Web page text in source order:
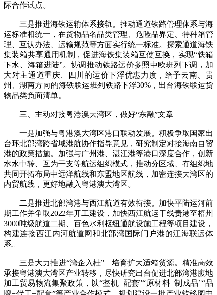
际合作试点。
三是推进海铁运输体系接轨。推动通道铁路管理体系与海
运标准相统一，在货物品名品类管理、危险品界定、特种箱管
理、互认办法、运输规范等方面实行统一标准。探索通道海铁
集装箱共享通用机制，促进海铁集装箱互使互换，实现“铁箱
下水、海箱进陆”。协调推动铁路运价参照中欧班列下调，加
大对主通道重庆、四川的运价下浮优惠力度，给予云南、贵
州、湖南方向的海铁联运班列铁路下浮30%，出台海铁联运货
物品类负面清单。
三、主动对接粤港澳大湾区，做好“东融”文章
一是加强与粤港澳大湾区港口联动发展。积极争取国家出
台环北部湾跨省域港航协作指导意见，研究制定对接海南自贸
港的政策措施。加强与广州港、湛江港等港口深度合作，创新
水水中转、互为干支等航运组织模式，推动分区域、有组织地
共同开拓布局中远洋航线和东盟地区航线，加密连接大湾区的
内贸航线，更好地融入粤港澳大湾区。
二是推进北部湾港与西江航道有效衔接。加快平陆运河前
期工作并争取2022年开工建设，加快西江航运干线贵港至梧州
3000吨级航道二期、百色水利枢纽通航设施工程等项目建设，
构建连接西江内河航道网和北部湾国际门户港的江海联运体
系。
三是大力推进“湾企入桂”，培育扩大适箱货源。精准高效
承接粤港澳大湾区产业转移，尽快研究出台促进北部湾港腹地
加工贸易物流集聚政策，以“整机+配套”“原材料+制成品”“品
牌+代工+配套”等产业合作模式，规划建设一批产业转移园中